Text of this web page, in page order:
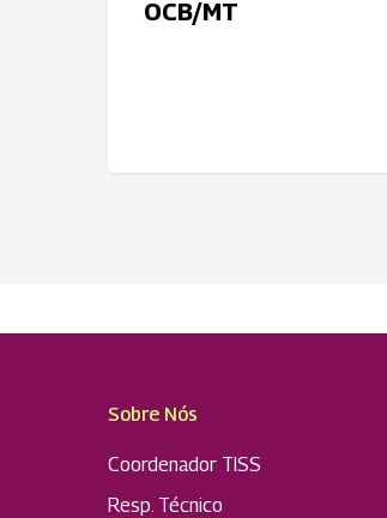
OCB/MT
Sobre Nós
Coordenador TISS
Resp. Técnico